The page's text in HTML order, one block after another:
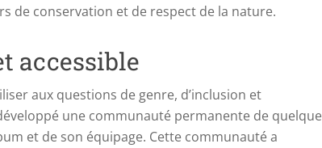
de conservation et de respect de la nature.
accessible
aux questions de genre, d’inclusion et
une communauté permanente de quelque
et de son équipage. Cette communauté a